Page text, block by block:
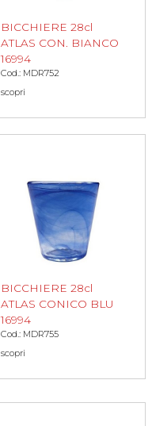
BICCHIERE 28cl
ATLAS CON. BIANCO
16994
Cod.: MDR752
scopri
BICCHIERE 28cl
ATLAS CONICO BLU
16994
Cod.: MDR755
scopri